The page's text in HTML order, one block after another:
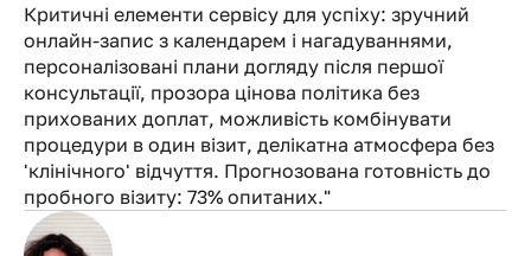
Критичні елементи сервісу для успіху: зручний
онлайн-запис з календарем і нагадуваннями,
персоналізовані плани догляду після першої
консультації, прозора цінова політика без
прихованих доплат, можливість комбінувати
процедури в один візит, делікатна атмосфера без
'клінічного' відчуття. Прогнозована готовність до
пробного візиту: 73% опитаних."